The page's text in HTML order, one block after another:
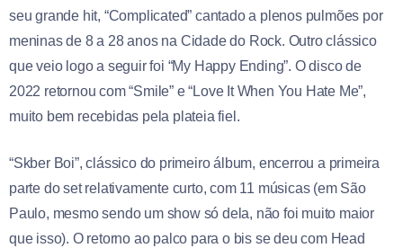
seu grande hit, “Complicated” cantado a plenos pulmões por
meninas de 8 a 28 anos na Cidade do Rock. Outro clássico
que veio logo a seguir foi “My Happy Ending”. O disco de
2022 retornou com “Smile” e “Love It When You Hate Me”,
muito bem recebidas pela plateia fiel.
“Skber Boi”, clássico do primeiro álbum, encerrou a primeira
parte do set relativamente curto, com 11 músicas (em São
Paulo, mesmo sendo um show só dela, não foi muito maior
que isso). O retorno ao palco para o bis se deu com Head